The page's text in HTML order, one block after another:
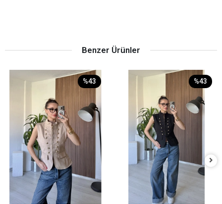
Benzer Ürünler
%43 %43